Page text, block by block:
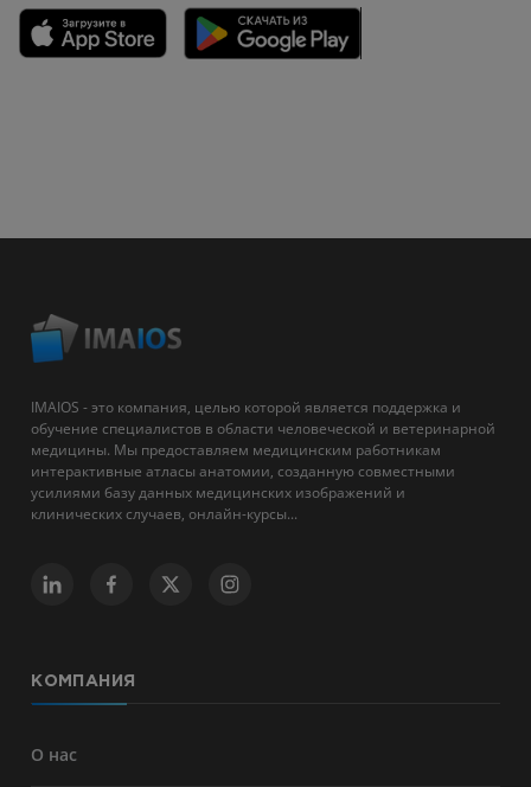
IMAIOS - это компания, целью которой является поддержка и
обучение специалистов в области человеческой и ветеринарной
медицины. Мы предоставляем медицинским работникам
интерактивные атласы анатомии, созданную совместными
усилиями базу данных медицинских изображений и
клинических случаев, онлайн-курсы...
КОМПАНИЯ
О нас